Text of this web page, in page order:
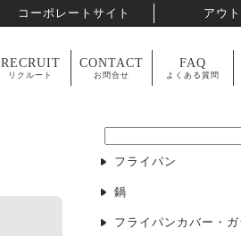
コーポレートサイト アウ
RECRUIT
リクルート
CONTACT
お問合せ
FAQ
よくある質問
フライパン
鍋
フライパンカバー・